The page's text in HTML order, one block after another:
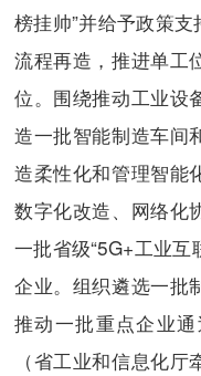
榜挂帅”并给予政策
流程再造，推进单工
位。围绕推动工业设
造一批智能制造车间
造柔性化和管理智能
数字化改造、网络化
一批省级“5G+工业互
企业。组织遴选一批
推动一批重点企业通
（省工业和信息化厅